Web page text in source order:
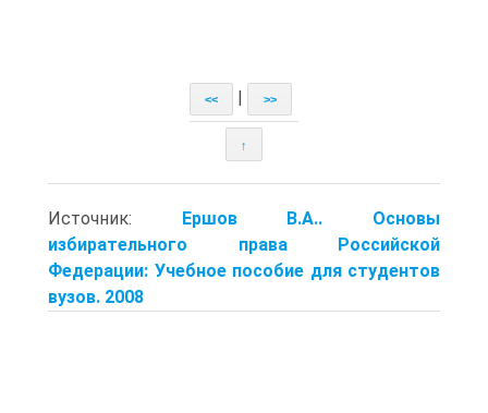
<< >>
↑
Источник: Ершов В.А.. Основы
избирательного права Российской
Федерации: Учебное пособие для студентов
вузов. 2008